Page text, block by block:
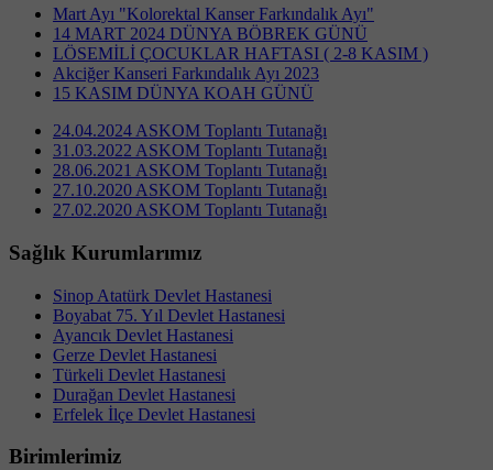
Mart Ayı "Kolorektal Kanser Farkındalık Ayı"
14 MART 2024 DÜNYA BÖBREK GÜNÜ
LÖSEMİLİ ÇOCUKLAR HAFTASI ( 2-8 KASIM )
Akciğer Kanseri Farkındalık Ayı 2023
15 KASIM DÜNYA KOAH GÜNÜ
24.04.2024 ASKOM Toplantı Tutanağı
31.03.2022 ASKOM Toplantı Tutanağı
28.06.2021 ASKOM Toplantı Tutanağı
27.10.2020 ASKOM Toplantı Tutanağı
27.02.2020 ASKOM Toplantı Tutanağı
Sağlık Kurumlarımız
Sinop Atatürk Devlet Hastanesi
Boyabat 75. Yıl Devlet Hastanesi
Ayancık Devlet Hastanesi
Gerze Devlet Hastanesi
Türkeli Devlet Hastanesi
Durağan Devlet Hastanesi
Erfelek İlçe Devlet Hastanesi
Birimlerimiz